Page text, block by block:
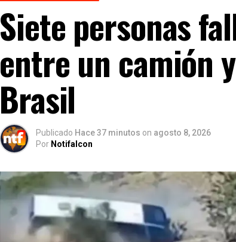
Siete personas
entre un camión
Brasil
Publicado Hace 37 minutos on agosto 8, 2026
Por Notifalcon